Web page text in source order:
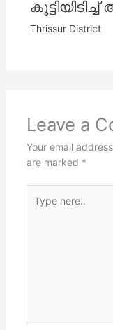
Thrissur District
Leave a
Your email
are marked *
here..